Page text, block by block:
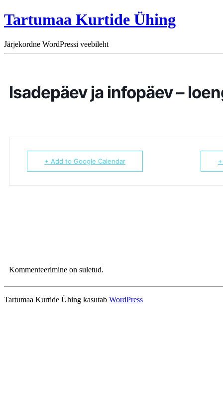
Tartumaa Kurtide Ühing
Järjekordne WordPressi veebileht
Isadepäev ja infopäev –
+ Add to Google Calendar
Kommenteerimine on suletud.
Tartumaa Kurtide Ühing kasutab WordPress